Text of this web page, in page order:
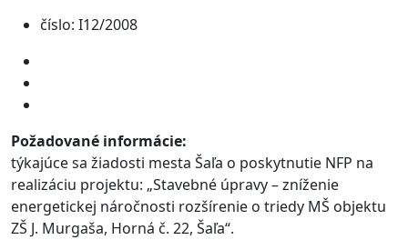
číslo: I12/2008
Požadované informácie:
týkajúce sa žiadosti mesta Šaľa o poskytnutie NFP na
realizáciu projektu: „Stavebné úpravy – zníženie
energetickej náročnosti rozšírenie o triedy MŠ objektu
ZŠ J. Murgaša, Horná č. 22, Šaľa“.